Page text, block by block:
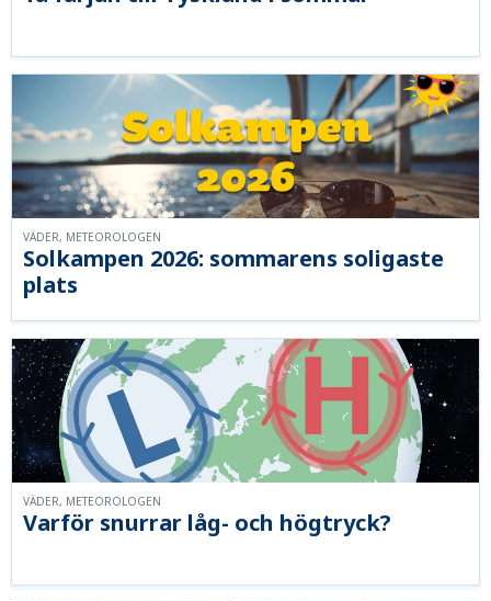
Solkampen 2026: sommarens soligaste
plats
VÄDER, METEOROLOGEN
Varför snurrar låg- och högtryck?
VÄDER, METEOROLOGEN